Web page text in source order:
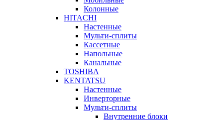
Колонные
HITACHI
Настенные
Мульти-сплиты
Кассетные
Напольные
Канальные
TOSHIBA
KENTATSU
Настенные
Инверторные
Мульти-сплиты
Внутренние блоки